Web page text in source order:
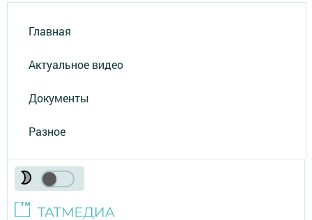
Главная
Актуальное видео
Документы
Разное